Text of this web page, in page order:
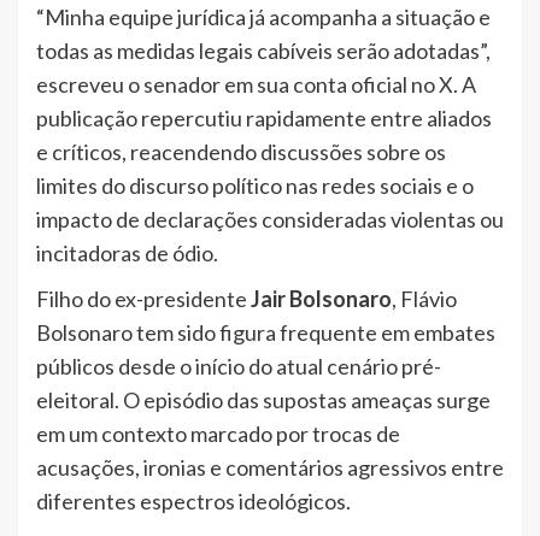
“Minha equipe jurídica já acompanha a situação e
todas as medidas legais cabíveis serão adotadas”,
escreveu o senador em sua conta oficial no X. A
publicação repercutiu rapidamente entre aliados
e críticos, reacendendo discussões sobre os
limites do discurso político nas redes sociais e o
impacto de declarações consideradas violentas ou
incitadoras de ódio.
Filho do ex-presidenteJair Bolsonaro, Flávio
Bolsonaro tem sido figura frequente em embates
públicos desde o início do atual cenário pré-
eleitoral. O episódio das supostas ameaças surge
em um contexto marcado por trocas de
acusações, ironias e comentários agressivos entre
diferentes espectros ideológicos.